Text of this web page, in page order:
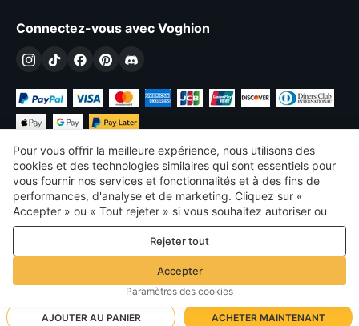
AJOUTER AU PANIER ACHETER MAINTENANT
Connectez-vous avec Voghion
€ EUR France
©2026 Voghion
termes et conditions
Politique de confidentialité et de cookies
Règles communautaires
Pour vous offrir la meilleure expérience, nous utilisons des
cookies et des technologies similaires qui sont essentiels pour
vous fournir nos services et fonctionnalités et à des fins de
performances, d'analyse et de marketing. Cliquez sur «
Accepter » ou « Tout rejeter » si vous souhaitez autoriser ou
refuser tout. cookies à des fins de performance, d’analyse et
de marketing. Pour plus de détails, consultez notre
confidentialité et de cookies
Rejeter tout
Accepter
Paramètres des cookies